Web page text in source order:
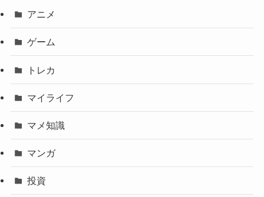
アニメ
ゲーム
トレカ
マイライフ
マメ知識
マンガ
投資